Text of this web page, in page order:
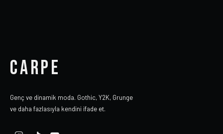
CARPE
Genç ve dinamik moda. Gothic, Y2K, Grunge
ve daha fazlasıyla kendini ifade et.